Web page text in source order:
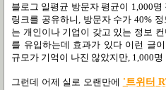
블로그 일평균 방문자 평균이 1,000명
링크를 공유하니, 방문자 수가 40%
는 개인이나 기업이 갖고 있는 정보
를 유입하는데 효과가 있다 이런 글
규모가 기억이 나진 않았지만, 1,000
그런데 어제 실로 오랜만에 '트위터